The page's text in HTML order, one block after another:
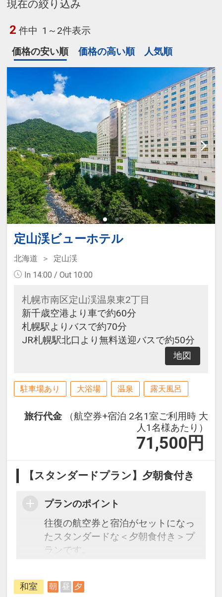
現在の絞り込み
2 件中 1～2件表示
価格の安い順
価格の高い順 人気順
定山渓ビューホテル
北海道
定山渓
In 14:00 / Out 10:00
札幌市南区定山渓温泉東2丁目
新千歳空港より車で約60分
札幌駅よりバスで約70分
JR札幌駅北口より無料送迎バスで約50分
地図
駐車場あり 大浴場 温泉 露天風呂
旅行代金
（航空券+宿泊 2名1室ご利用時 大
人1名様あたり）
71,500 円
【スタンダードプラン】夕朝食付き
プランのポイント
往復の航空券と宿泊がセットになっ
たスタンダードな＜夕朝食付き＞プ
ランです。
ら、一都市滞在はもちろん周遊旅行
和室 朝 昼 夕